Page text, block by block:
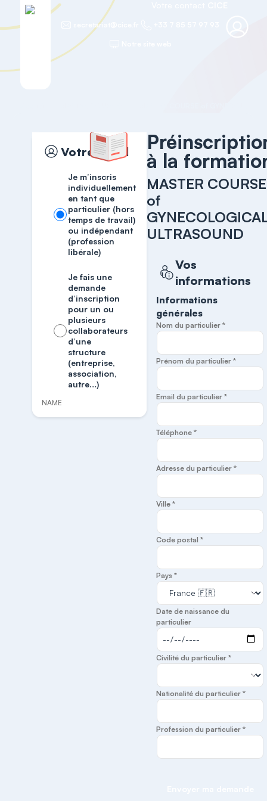
secretariat@cice.fr
Votre profil
Je m’inscris
individuellement
en tant que
particulier (hors
temps de travail)
ou indépendant
(profession
libérale)
Je fais une
demande
d’inscription
pour un ou
plusieurs
collaborateurs
d’une
structure
(entreprise,
association,
autre…)
NAME
à la
MASTER COURSE
of
ULTRASOUND
Vos
informations
Informations
générales
Nom du particulier *
Prénom du particulier *
Email du particulier *
Téléphone *
Adresse du particulier *
Ville *
Code postal *
Pays *
Date de naissance du
particulier
Civilité du particulier *
Nationalité du particulier *
Profession du particulier *